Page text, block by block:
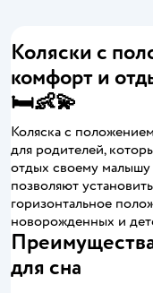
Коляски с
комфорт и
🛏️👶💫
Коляска с
для родителей,
отдых своему малышу
позволяют
горизонтальное
новорожденных и
для сна